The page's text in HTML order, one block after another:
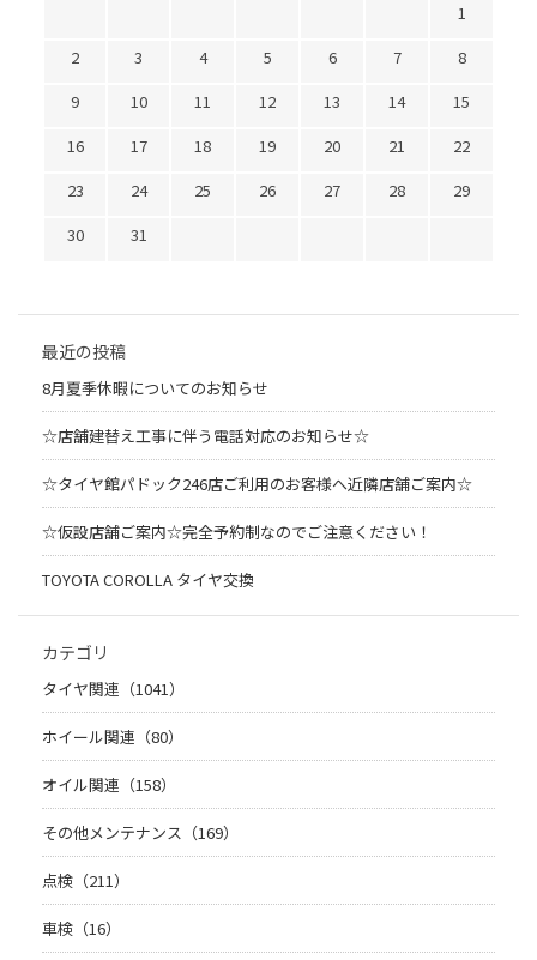
1
2
3 4 5 6 7
8
9
10 11 12 13 14
15
16
17 18 19 20 21
22
23
24 25 26 27 28
29
30
31
最近の投稿
8月夏季休暇についてのお知らせ
☆店舗建替え工事に伴う電話対応のお知らせ☆
☆タイヤ館パドック246店ご利用のお客様へ近隣店舗ご案内☆
☆仮設店舗ご案内☆完全予約制なのでご注意ください！
TOYOTA COROLLA タイヤ交換
カテゴリ
タイヤ関連（1041）
ホイール関連（80）
オイル関連（158）
その他メンテナンス（169）
点検（211）
車検（16）